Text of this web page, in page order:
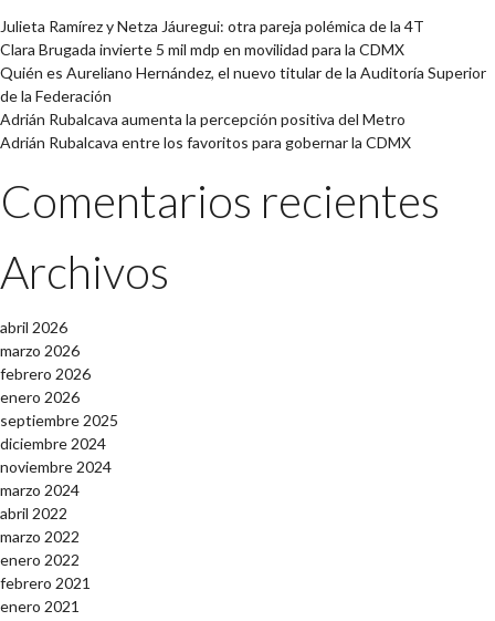
Julieta Ramírez y Netza Jáuregui: otra pareja polémica de la 4T
Clara Brugada invierte 5 mil mdp en movilidad para la CDMX
Quién es Aureliano Hernández, el nuevo titular de la Auditoría Superior
de la Federación
Adrián Rubalcava aumenta la percepción positiva del Metro
Adrián Rubalcava entre los favoritos para gobernar la CDMX
Comentarios recientes
Archivos
abril 2026
marzo 2026
febrero 2026
enero 2026
septiembre 2025
diciembre 2024
noviembre 2024
marzo 2024
abril 2022
marzo 2022
enero 2022
febrero 2021
enero 2021